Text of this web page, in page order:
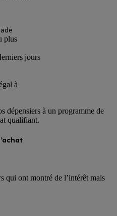
plus
jours
à
dépensiers à un programme de
qualifiant.
qui ont montré de l’intérêt mais